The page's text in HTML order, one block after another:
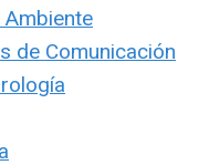
Ambiente
de Comunicación